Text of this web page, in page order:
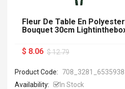
Fleur De Table En
Bouquet 30cm
$ 8.06 $ 12.79
Product Code:
708_3281_6535938
Availability:
In Stock